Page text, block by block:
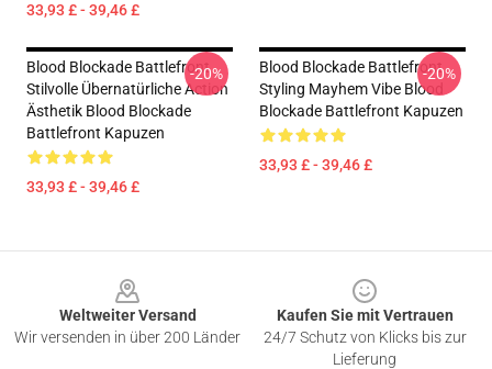
33,93 £ - 39,46 £
Blood Blockade Battlefront
Stilvolle Übernatürliche Action
Ästhetik Blood Blockade
Battlefront Kapuzen
33,93 £ - 39,46 £
-20%
Blood Blockade Battlefront
Styling Mayhem Vibe Blood
Blockade Battlefront Kapuzen
33,93 £ - 39,46 £
-20%
Weltweiter Versand
Wir versenden in über 200 Länder
Kaufen Sie mit Vertrauen
24/7 Schutz von Klicks bis zur
Lieferung